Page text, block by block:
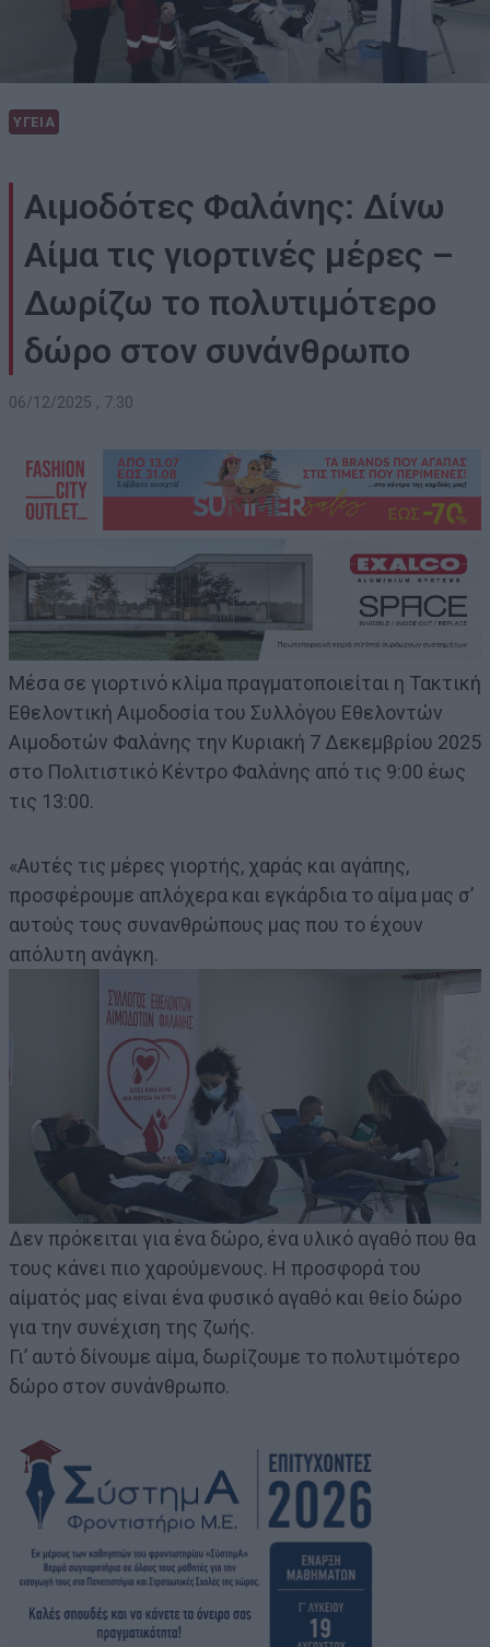
ΥΓΕΙΑ
Αιμοδότες Φαλάνης: Δίνω
Αίμα τις γιορτινές μέρες –
Δωρίζω το πολυτιμότερο
δώρο στον συνάνθρωπο
06/12/2025 , 7:30
Μέσα σε γιορτινό κλίμα πραγματοποιείται η Τακτική
Εθελοντική Αιμοδοσία του Συλλόγου Εθελοντών
Αιμοδοτών Φαλάνης την Κυριακή 7 Δεκεμβρίου 2025
στο Πολιτιστικό Κέντρο Φαλάνης από τις 9:00 έως
τις 13:00.
«Αυτές τις μέρες γιορτής, χαράς και αγάπης,
προσφέρουμε απλόχερα και εγκάρδια το αίμα μας σ’
αυτούς τους συνανθρώπους μας που το έχουν
απόλυτη ανάγκη.
Δεν πρόκειται για ένα δώρο, ένα υλικό αγαθό που θα
τους κάνει πιο χαρούμενους. Η προσφορά του
αίματός μας είναι ένα φυσικό αγαθό και θείο δώρο
για την συνέχιση της ζωής.
Γι’ αυτό δίνουμε αίμα, δωρίζουμε το πολυτιμότερο
δώρο στον συνάνθρωπο.